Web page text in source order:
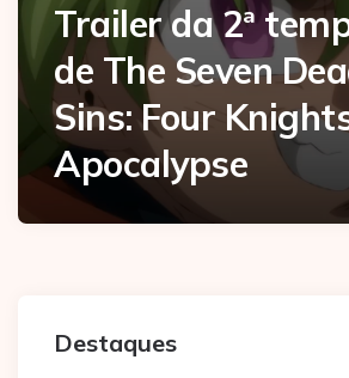
Trailer da 2ª
de The Seven
Sins: Four
Apocalypse
Destaques